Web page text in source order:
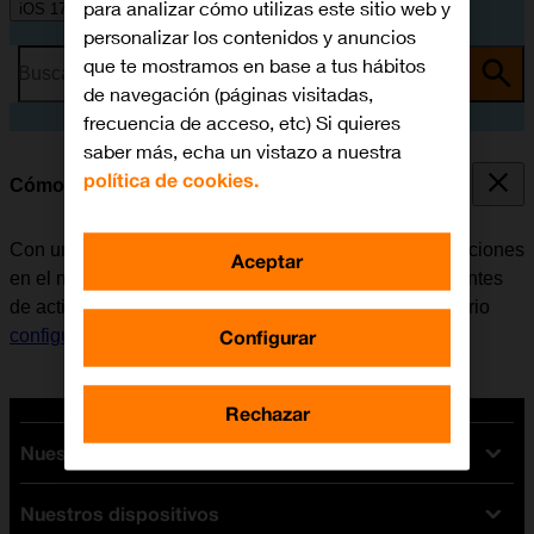
iOS 17
Busca por problema o tema
Cómo activar una Cuenta de Apple en el móvil
Con una Cuenta de Apple se tiene acceso a varias funciones
en el móvil, por ejemplo, iCloud, App Store y iTunes. Antes
de activar una Cuenta de Apple en el móvil, es necesario
configurar el móvil para internet.
Nuestras tarifas
Tarifas Orange
Nuestros dispositivos
para analizar cómo utilizas este sitio web y
personalizar los contenidos y anuncios
que te mostramos en base a tus hábitos
de navegación (páginas visitadas,
frecuencia de acceso, etc) Si quieres
saber más, echa un vistazo a nuestra
política de cookies.
Configurar
Rechazar
Aceptar